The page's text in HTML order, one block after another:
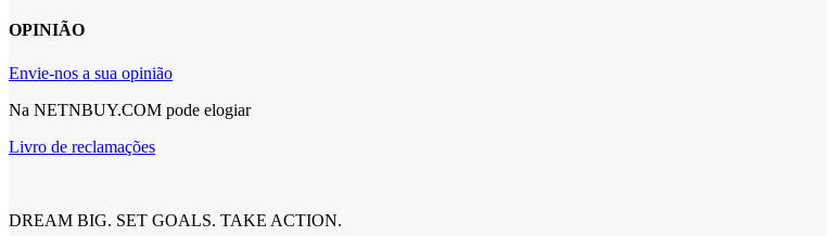
OPINIÃO
Envie-nos a sua opinião
Na NETNBUY.COM pode elogiar
Livro de reclamações
DREAM BIG. SET GOALS. TAKE ACTION.